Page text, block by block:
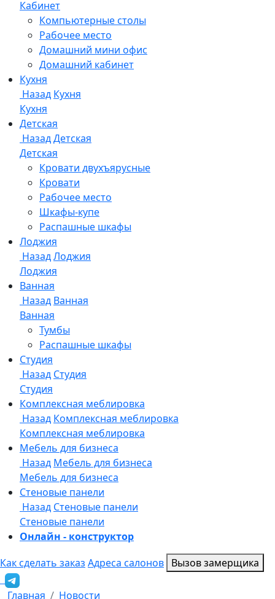
Онлайн - конструктор
Как сделать заказ Адреса салонов Вызов замерщика
Главная Новости